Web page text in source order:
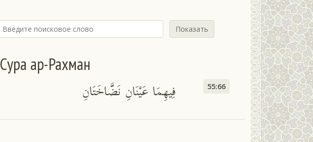
Показать
Сура ар-Рахман
فِيهِمَا عَيْنَانِ نَضَّاخَتَانِ 55:66